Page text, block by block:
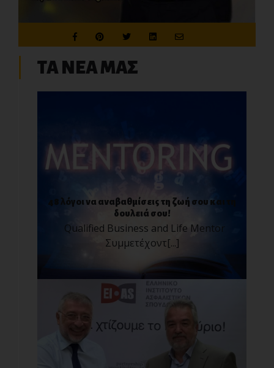
ΤΑ ΝΕΑ ΜΑΣ
48 λόγοι να αναβαθμίσεις τη ζωή σου και τη
δουλειά σου!
Qualified Business and Life Mentor
Συμμετέχοντ[...]